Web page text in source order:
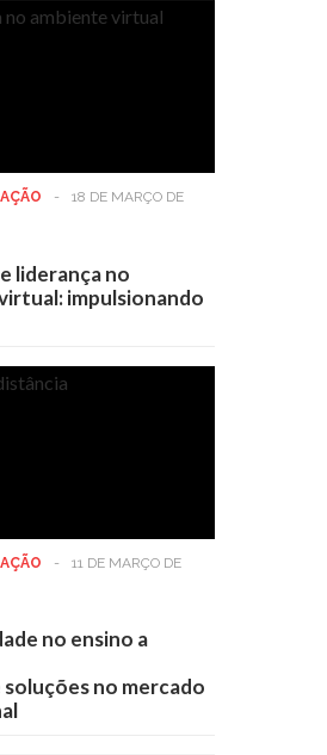
-
18 DE MARÇO DE
liderança no
impulsionando
-
11 DE MARÇO DE
no ensino a
soluções no mercado